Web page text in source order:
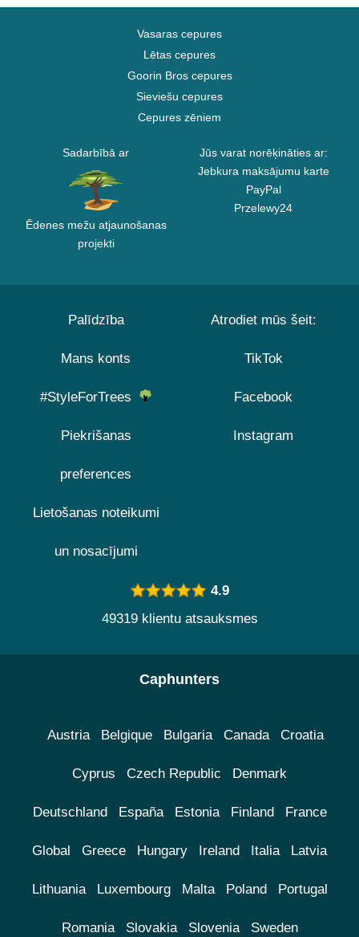
Vasaras cepures
Lētas cepures
Goorin Bros cepures
Sieviešu cepures
Cepures zēniem
Sadarbībā ar
Ēdenes mežu atjaunošanas
projekti
Jūs varat norēķināties ar:
Jebkura maksājumu karte
PayPal
Przelewy24
Palīdzība
Mans konts
#StyleForTrees
Piekrišanas
preferences
Lietošanas noteikumi
un nosacījumi
Atrodiet mūs šeit:
TikTok
Facebook
Instagram
4.9
49319 klientu atsauksmes
Caphunters
Austria Belgique Bulgaria Canada Croatia
Cyprus Czech Republic Denmark
Deutschland España Estonia Finland France
Global Greece Hungary Ireland Italia Latvia
Lithuania Luxembourg Malta Poland Portugal
Romania Slovakia Slovenia Sweden